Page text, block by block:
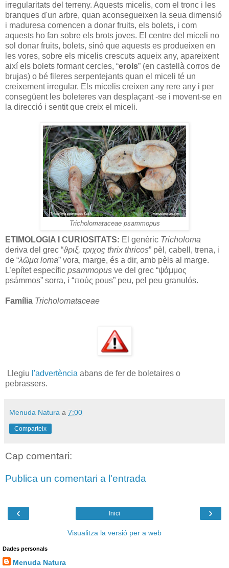
irregularitats del terreny. Aquests micelis, com el tronc i les
branques d'un arbre, quan aconsegueixen la seua dimensió
i maduresa comencen a donar fruits, els bolets, i com
aquests ho fan sobre els brots joves. El centre del miceli no
sol donar fruits, bolets, sinó que aquests es produeixen en
les vores, sobre els micelis crescuts aqueix any, apareixent
així els bolets formant cercles, “erols” (en castellà corros de
brujas) o bé fileres serpentejants quan el miceli té un
creixement irregular. Els micelis creixen any rere any i per
consegüent les boleteres van desplaçant -se i movent-se en
la direcció i sentit que creix el miceli.
Tricholomataceae psammopus
ETIMOLOGIA I CURIOSITATS: El genèric Tricholoma
deriva del grec “ϑριξ, τριχοϛ thrix thricos” pèl, cabell, trena, i
de “λῶμα loma” vora, marge, és a dir, amb pèls al marge.
L’epítet específic psammopus ve del grec “ψάμμος
psámmos” sorra, i “πούς pous” peu, pel peu granulós.
Família Tricholomataceae
Llegiu l'advertència abans de fer de boletaires o
pebrassers.
Menuda Natura a 7:00
Comparteix
Cap comentari:
Publica un comentari a l'entrada
‹ ›
Inici
Visualitza la versió per a web
Dades personals
Menuda Natura